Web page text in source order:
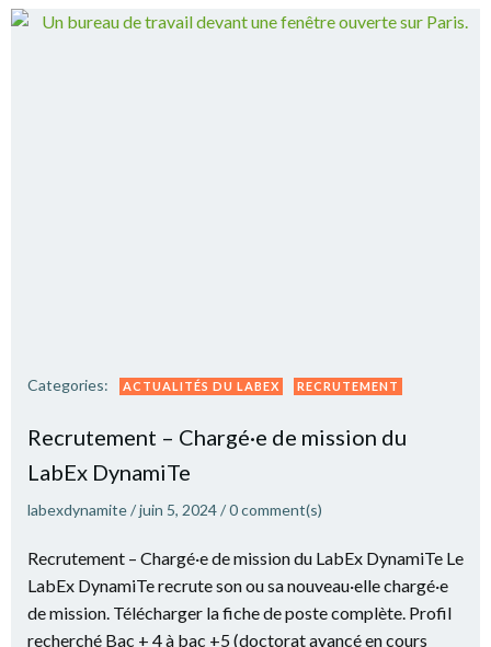
Categories: ACTUALITÉS DU LABEX RECRUTEMENT
Recrutement – Chargé·e de mission du
LabEx DynamiTe
labexdynamite/juin 5, 2024/0comment(s)
Recrutement – Chargé·e de mission du LabEx DynamiTe Le
LabEx DynamiTe recrute son ou sa nouveau·elle chargé·e
de mission. Télécharger la fiche de poste complète. Profil
recherché Bac + 4 à bac +5 (doctorat avancé en cours